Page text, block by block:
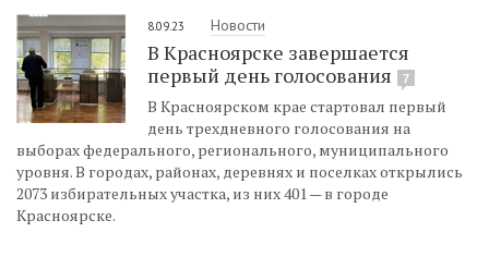
8.09.23 Новости
В Красноярске завершается
первый день голосования
7
В Красноярском крае стартовал первый
день трехдневного голосования на
выборах федерального, регионального, муниципального
уровня. В городах, районах, деревнях и поселках открылись
2073 избирательных участка, из них 401 — в городе
Красноярске.